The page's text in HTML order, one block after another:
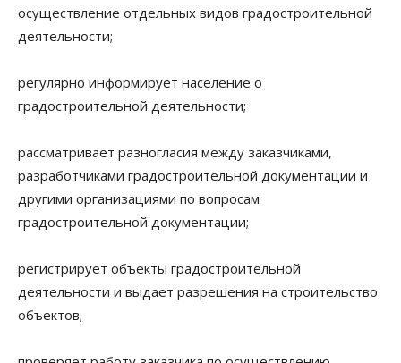
осуществление отдельных видов градостроительной
деятельности;
регулярно информирует население о
градостроительной деятельности;
рассматривает разногласия между заказчиками,
разработчиками градостроительной документации и
другими организациями по вопросам
градостроительной документации;
регистрирует объекты градостроительной
деятельности и выдает разрешения на строительство
объектов;